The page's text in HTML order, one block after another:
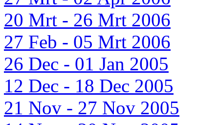
20 Mrt - 26 Mrt 2006
27 Feb - 05 Mrt 2006
26 Dec - 01 Jan 2005
12 Dec - 18 Dec 2005
21 Nov - 27 Nov 2005